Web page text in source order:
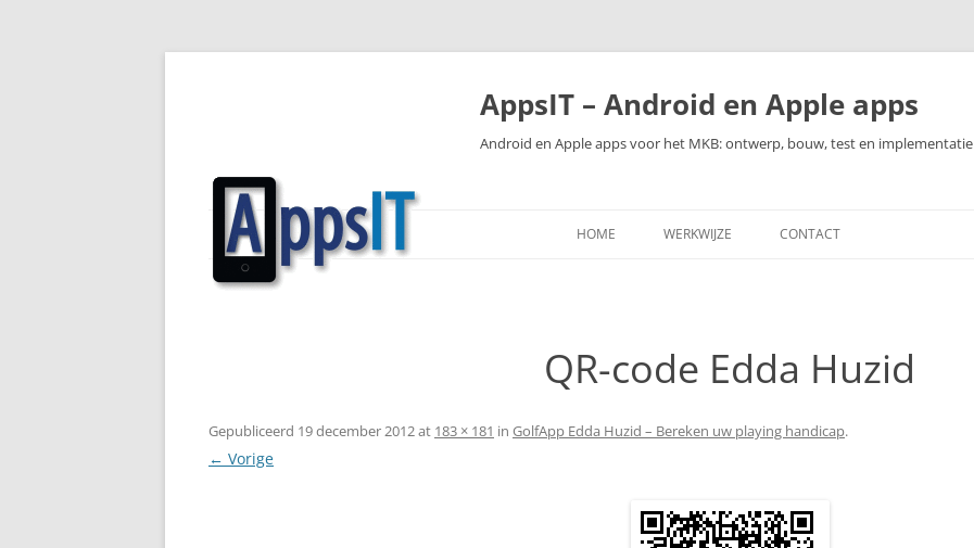
Ga
AppsIT – Android en Apple apps
Android en Apple apps voor het MKB: ontwerp, bouw, test en implementatie
HOME WERKWIJZE CONTACT
QR-code Edda Huzid
Gepubliceerd 19 december 2012at 183 × 181 in GolfApp Edda Huzid – Bereken uw playing handicap.
← Vorige